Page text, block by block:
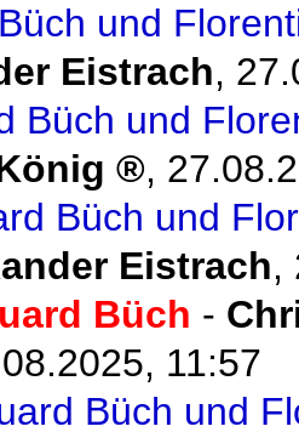
und
Eistrach,
Büch und
,
Büch und
Eistrach,
Büch -
11:57
Büch und